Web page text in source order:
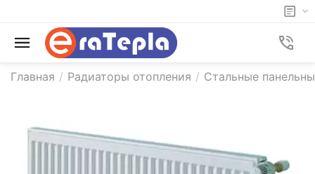
Главная / Радиаторы отопления / Стальные